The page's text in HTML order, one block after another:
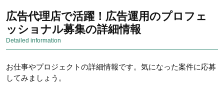
広告代理店で活躍！広告運用のプロフェ
ッショナル募集の詳細情報
Detailed information
お仕事やプロジェクトの詳細情報です。気になった案件に応募
してみましょう。